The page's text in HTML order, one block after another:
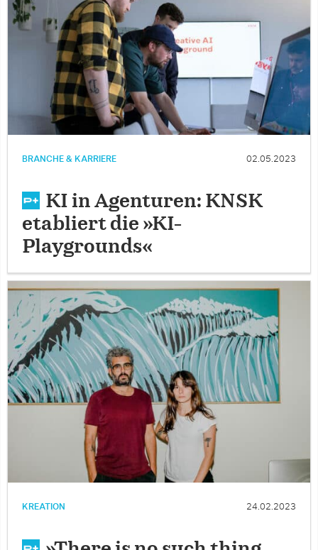
BRANCHE & KARRIERE 02.05.2023
KI in Agenturen: KNSK
etabliert die »KI-
Playgrounds«
KREATION 24.02.2023